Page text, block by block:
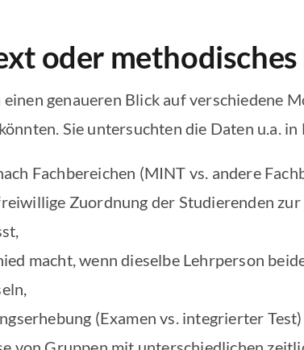
oder methodisches
genaueren Blick auf verschiedene
Sie untersuchten die Daten u.a.
Fachbereichen (MINT vs. andere
Zuordnung der Studierenden
macht, wenn dieselbe Lehrperson
(Examen vs. integrierter